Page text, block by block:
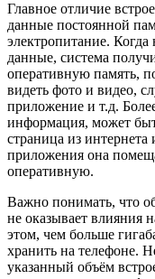
Главное отличие
данные постоянной
электропитание.
данные, система
оперативную память,
видеть фото и видео,
приложение и т.д.
информация, может
страница из
приложения она
оперативную.
Важно понимать, что
не оказывает влияния
этом, чем больше
хранить на телефоне.
указанный объём